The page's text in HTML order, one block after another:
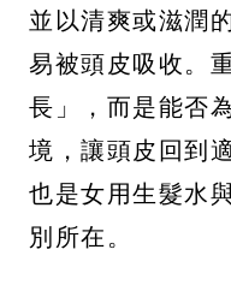
並以清爽或滋潤
易被頭皮吸收。
長」，而是能否
境，讓頭皮回到
也是女用生髮水
別所在。